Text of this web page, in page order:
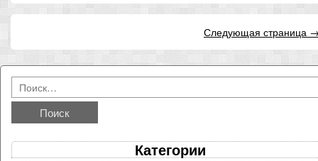
Следующая страница
Категории